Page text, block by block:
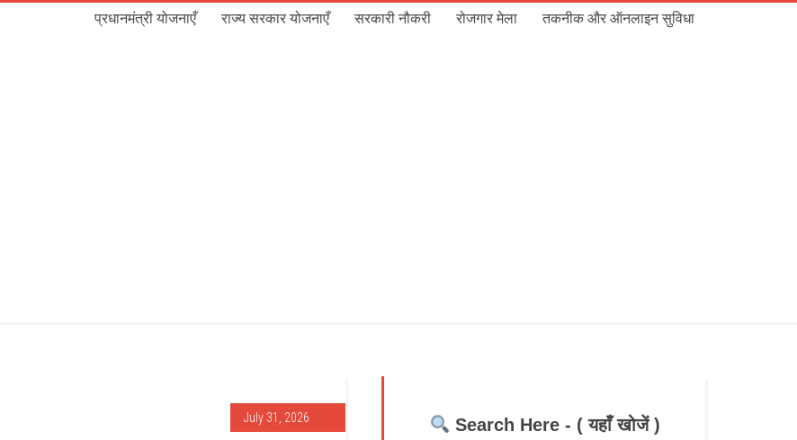
प्रधानमंत्री योजनाएँ राज्य सरकार योजनाएँ सरकारी नौकरी रोजगार मेला तकनीक और ऑनलाइन सुविधा
July 31, 2026 Search Here - ( यहाँ खोजें )